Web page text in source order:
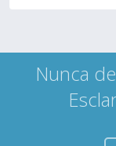
Nunca